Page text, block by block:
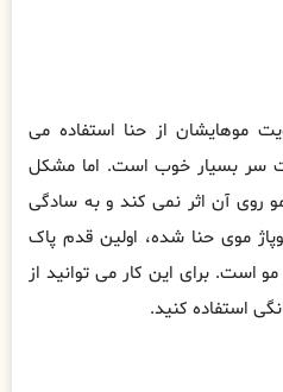
موهایشان از حنا استفاده می
سر بسیار خوب است. اما مشکل
روی آن اثر نمی کند و به سادگی
موی حنا شده، اولین قدم پاک
است. برای این کار می توانید از
استفاده کنید.